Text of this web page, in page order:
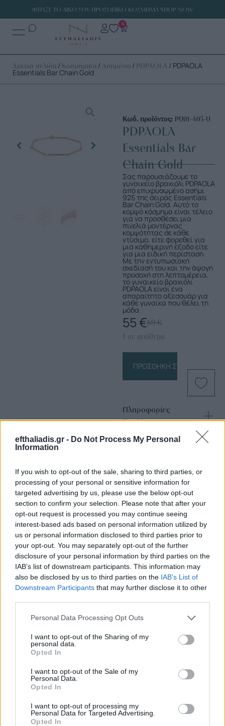
efthaliadis.gr - Do Not Process My Personal
Information
If you wish to opt-out of the sale, sharing to third parties, or
processing of your personal or sensitive information for
targeted advertising by us, please use the below opt-out
section to confirm your selection. Please note that after your
opt-out request is processed you may continue seeing
interest-based ads based on personal information utilized by
us or personal information disclosed to third parties prior to
your opt-out. You may separately opt-out of the further
disclosure of your personal information by third parties on the
IAB’s list of downstream participants. This information may
also be disclosed by us to third parties on the IAB’s List of
Downstream Participants that may further disclose it to other
Personal Data Processing Opt Outs
I want to opt-out of the Sharing of my
personal data.
Opted In
I want to opt-out of the Sale of my
Personal Data.
Opted In
I want to opt-out of processing my
Personal Data for Targeted Advertising.
Opted In
ΦΤΙΑΞΕ ΤΟ ΔΙΚΟ ΣΟΥ ΠΡΟΣΩΠΙΚΟ ΚΟΣΜΗΜΑ SHOP NOW
0
Αρχική σελίδα / Κοσμήματα / Ασημένια / PDPAOLA / PDPAOLA
Essentials Bar Chain Gold
Κωδ. προϊόντος: PU01-405-U
PDPAOLA
Essentials Bar
Chain Gold
Σας παρουσιάζουμε το
γυναικείο βραχιόλι PDPAOLA
από επιχρυσωμένο ασήμι
925 της σειράς Essentials
Bar Chain Gold. Αυτό το
κομψό κόσμημα είναι τέλειο
για να προσθέσει μια
πινελιά μοντέρνας
κομψότητας σε κάθε
ντύσιμο, είτε φορεθεί για
μια καθημερινή έξοδο είτε
για μια ειδική περίσταση.
Με την εντυπωσιακή
σχεδίασή του και την άψογη
προσοχή στη λεπτομέρεια,
το γυναικείο βραχιόλι
PDPAOLA είναι ένα
απαραίτητο αξεσουάρ για
κάθε γυναίκα που θέλει τη
μόδα.
69€
55 €
1 σε απόθεμα
ΠΡΟΣΘΉΚΗ ΣΤΟ ΚΑΛΆΘΙ
Πληροφορίες
Προϊόντος
Επιλογές Που Ταιριάζουν
Ανακαλύψτε τα κοσμήματα που αγαπήθηκαν περισσότερο!
Εδώ θα βρείτε τις κορυφαίες επιλογές που ξεχωρίζουν για
το μοναδικό τους στυλ και την εξαιρετική τους ποιότητα.
ΧΡΥΣΌΣ 18 ΚΑΡΑΤΊΩΝ -10% BRASS